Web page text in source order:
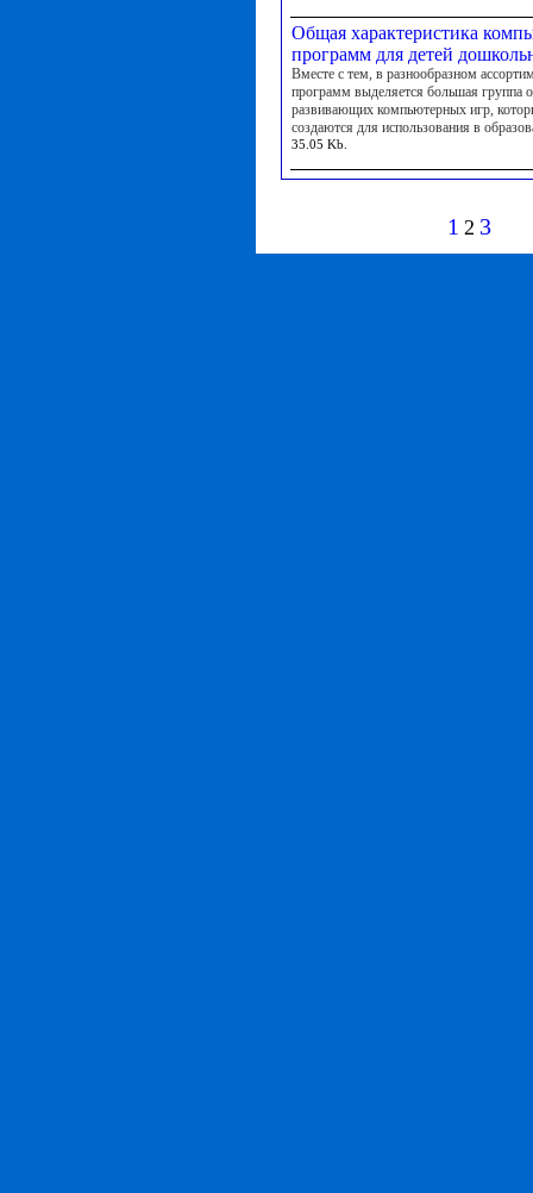
Общая характеристика
программ для детей
Вместе с тем, в разнообразном
программ выделяется большая группа
развивающих компьютерных игр,
создаются для использования в
35.05 Kb.
1 2 3